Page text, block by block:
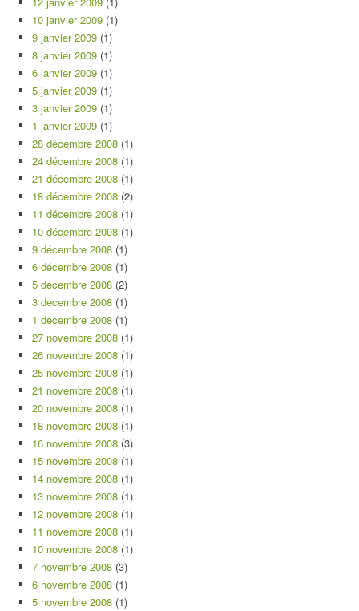
10 janvier 2009 (1)
9 janvier 2009 (1)
8 janvier 2009 (1)
6 janvier 2009 (1)
5 janvier 2009 (1)
3 janvier 2009 (1)
1 janvier 2009 (1)
28 décembre 2008 (1)
24 décembre 2008 (1)
21 décembre 2008 (1)
18 décembre 2008 (2)
11 décembre 2008 (1)
10 décembre 2008 (1)
9 décembre 2008 (1)
6 décembre 2008 (1)
5 décembre 2008 (2)
3 décembre 2008 (1)
1 décembre 2008 (1)
27 novembre 2008 (1)
26 novembre 2008 (1)
25 novembre 2008 (1)
21 novembre 2008 (1)
20 novembre 2008 (1)
18 novembre 2008 (1)
16 novembre 2008 (3)
15 novembre 2008 (1)
14 novembre 2008 (1)
13 novembre 2008 (1)
12 novembre 2008 (1)
11 novembre 2008 (1)
10 novembre 2008 (1)
7 novembre 2008 (3)
6 novembre 2008 (1)
5 novembre 2008 (1)